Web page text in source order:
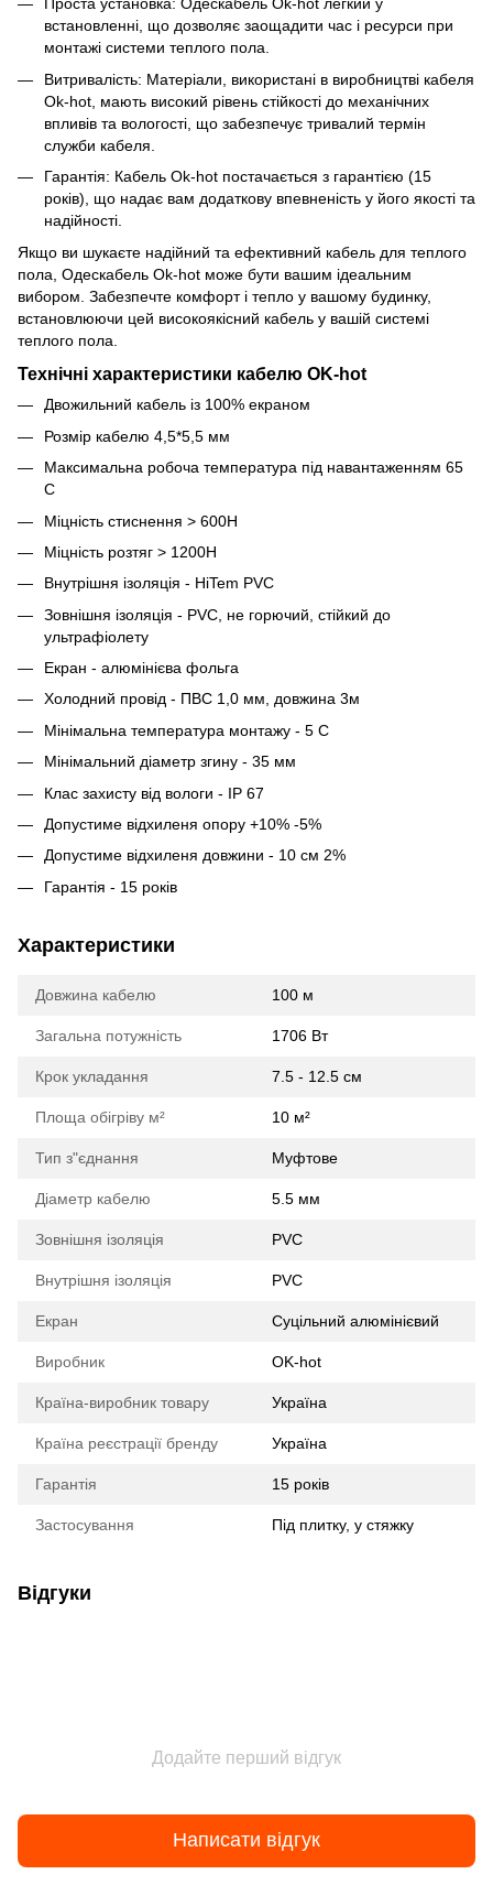
Проста установка: Одескабель Ok-hot легкий у
встановленні, що дозволяє заощадити час і ресурси при
монтажі системи теплого пола.
Витривалість: Матеріали, використані в виробництві кабеля
Ok-hot, мають високий рівень стійкості до механічних
впливів та вологості, що забезпечує тривалий термін
служби кабеля.
Гарантія: Кабель Ok-hot постачається з гарантією (15
років), що надає вам додаткову впевненість у його якості та
надійності.
Якщо ви шукаєте надійний та ефективний кабель для теплого
пола, Одескабель Ok-hot може бути вашим ідеальним
вибором. Забезпечте комфорт і тепло у вашому будинку,
встановлюючи цей високоякісний кабель у вашій системі
теплого пола.
Технічні характеристики кабелю OK-hot
Двожильний кабель із 100% екраном
Розмір кабелю 4,5*5,5 мм
Максимальна робоча температура під навантаженням 65
С
Міцність стиснення > 600H
Міцність розтяг > 1200H
Внутрішня ізоляція - HiTem PVC
Зовнішня ізоляція - PVC, не горючий, стійкий до
ультрафіолету
Екран - алюмінієва фольга
Холодний провід - ПВС 1,0 мм, довжина 3м
Мінімальна температура монтажу - 5 С
Мінімальний діаметр згину - 35 мм
Клас захисту від вологи - IP 67
Допустиме відхиленя опору +10% -5%
Допустиме відхиленя довжини - 10 см 2%
Гарантія - 15 років
Характеристики
Довжина кабелю 100 м
Загальна потужність 1706 Вт
Крок укладання 7.5 - 12.5 см
Площа обігріву м² 10 м²
Тип з"єднання Муфтове
Діаметр кабелю 5.5 мм
Зовнішня ізоляція PVС
Внутрішня ізоляція PVC
Екран Суцільний алюмінієвий
Виробник OK-hot
Країна-виробник товару Україна
Країна реєстрації бренду Україна
Гарантія 15 років
Застосування Під плитку, у стяжку
Відгуки
Додайте перший відгук
Написати відгук